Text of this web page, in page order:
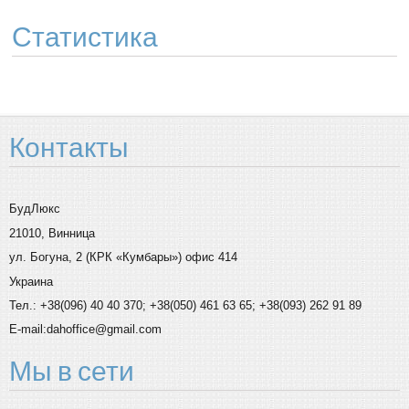
Статистика
Контакты
БудЛюкс
21010, Винница
ул. Богуна, 2 (КРК «Кумбары») офис 414
Украина
Тел.: +38(096) 40 40 370; +38(050) 461 63 65; +38(093) 262 91 89
E-mail:dahoffice@gmail.com
Мы в сети